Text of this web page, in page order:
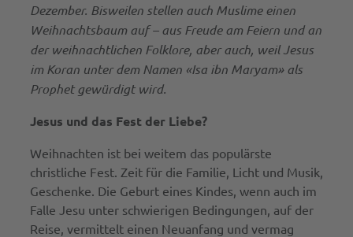
Dezember. Bisweilen stellen auch Muslime einen
Weihnachtsbaum auf – aus Freude am Feiern und an
der weihnachtlichen Folklore, aber auch, weil Jesus
im Koran unter dem Namen «Isa ibn Maryam» als
Prophet gewürdigt wird.
Jesus und das Fest der Liebe?
Weihnachten ist bei weitem das populärste
christliche Fest. Zeit für die Familie, Licht und Musik,
Geschenke. Die Geburt eines Kindes, wenn auch im
Falle Jesu unter schwierigen Bedingungen, auf der
Reise, vermittelt einen Neuanfang und vermag